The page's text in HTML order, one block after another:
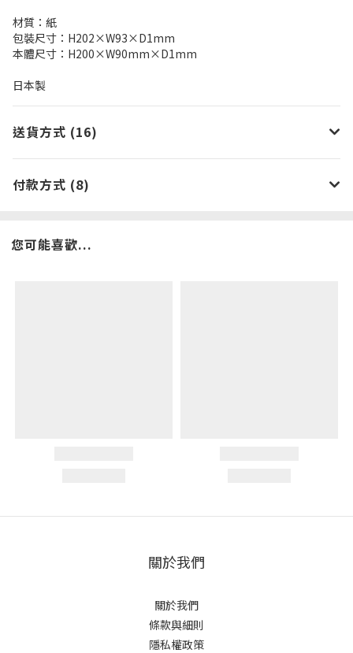
材質：紙
包裝尺寸：H202×W93×D1mm
本體尺寸：H200×W90mm×D1mm
日本製
送貨方式 (16)
付款方式 (8)
您可能喜歡...
關於我們
關於我們
條款與細則
隱私權政策